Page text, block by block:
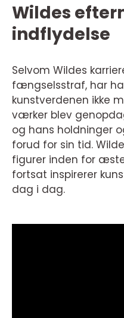
Wildes
indflydelse
Selvom Wildes
fængselsstraf, har
kunstverdenen ikke
værker blev
og hans holdninger
forud for sin tid.
figurer inden for
fortsat inspirerer
dag i dag.